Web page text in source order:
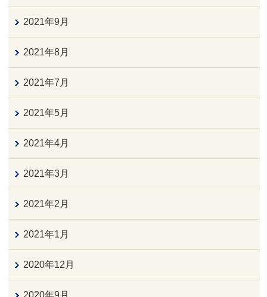
2021年9月
2021年8月
2021年7月
2021年5月
2021年4月
2021年3月
2021年2月
2021年1月
2020年12月